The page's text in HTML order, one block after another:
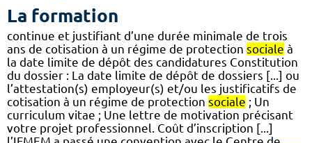
La formation
continue et justifiant d’une durée minimale de trois
ans de cotisation à un régime de protection sociale à
la date limite de dépôt des candidatures Constitution
du dossier : La date limite de dépôt de dossiers [...] ou
l’attestation(s) employeur(s) et/ou les justificatifs de
cotisation à un régime de protection sociale ; Un
curriculum vitae ; Une lettre de motivation précisant
votre projet professionnel. Coût d’inscription [...]